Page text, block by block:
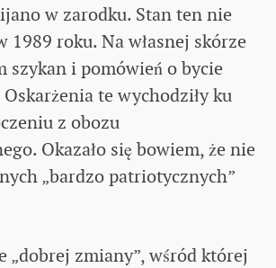
w zarodku. Stan ten nie
1989 roku. Na własnej skórze
szykan i pomówień o bycie
Oskarżenia te wychodziły ku
z obozu
Okazało się bowiem, że nie
„bardzo patriotycznych”
„dobrej zmiany”, wśród której